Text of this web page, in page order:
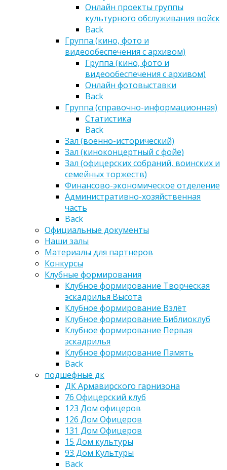
Онлайн проекты группы
культурного обслуживания войск
Back
Группа (кино, фото и
видеообеспечения с архивом)
Группа (кино, фото и
видеообеспечения с архивом)
Онлайн фотовыставки
Back
Группа (справочно-информационная)
Статистика
Back
Зал (военно-исторический)
Зал (киноконцертный с фойе)
Зал (офицерских собраний, воинских и
семейных торжеств)
Финансово-экономическое отделение
Административно-хозяйственная
часть
Back
Официальные документы
Наши залы
Материалы для партнеров
Конкурсы
Клубные формирования
Клубное формирование Творческая
эскадрилья Высота
Клубное формирование Взлёт
Клубное формирование Библиоклуб
Клубное формирование Первая
эскадрилья
Клубное формирование Память
Back
подшефные дк
ДК Армавирского гарнизона
76 Офицерский клуб
123 Дом офицеров
126 Дом Офицеров
131 Дом Офицеров
15 Дом культуры
93 Дом Культуры
Back